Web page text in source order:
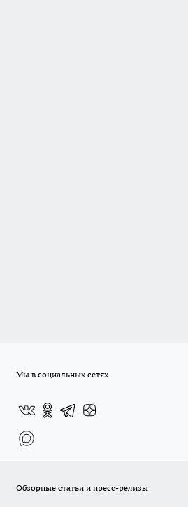
Мы в социальных сетях
Обзорные статьи и пресс-релизы